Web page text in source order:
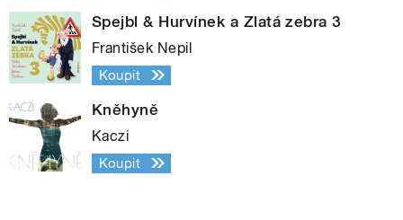
Spejbl & Hurvínek a Zlatá zebra 3
František Nepil
Koupit
Kněhyně
Kaczi
Koupit